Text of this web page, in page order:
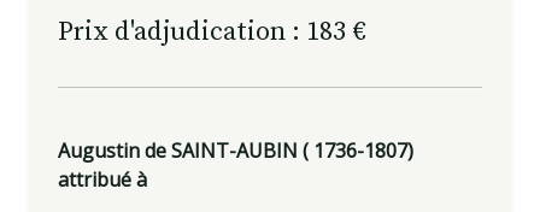
Prix d'adjudication : 183 €
Augustin de SAINT-AUBIN ( 1736-1807)
attribué à